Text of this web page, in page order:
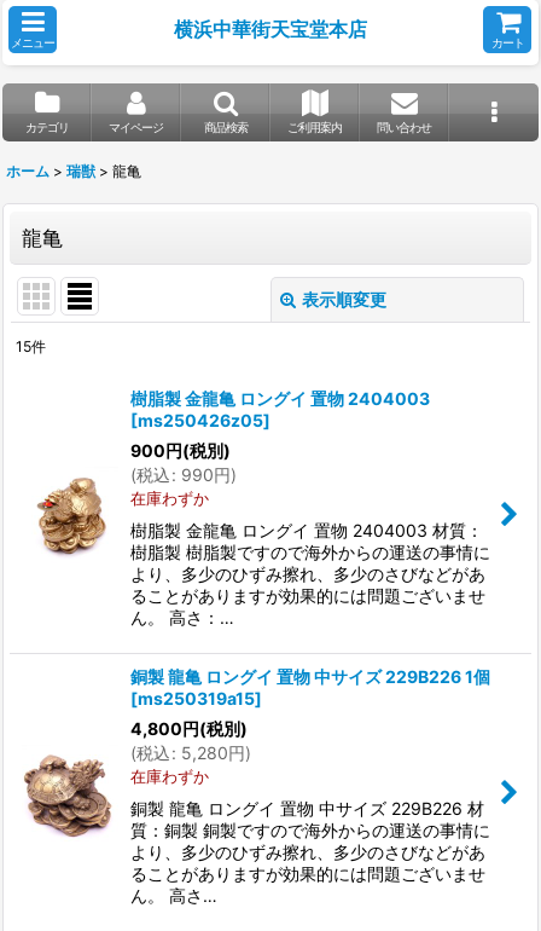
メニュー
横浜中華街天宝堂本店
カート
カテゴリ マイページ 商品検索 ご利用案内 問い合わせ
ホーム > 瑞獣 > 龍亀
龍亀
表示順変更
15件
樹脂製 金龍亀 ロングイ 置物 2404003
[ms250426z05]
900円(税別)
(税込: 990円)
在庫わずか
樹脂製 金龍亀 ロングイ 置物 2404003 材質：
樹脂製 樹脂製ですので海外からの運送の事情に
より、多少のひずみ擦れ、多少のさびなどがあ
ることがありますが効果的には問題ございませ
ん。 高さ：…
銅製 龍亀 ロングイ 置物 中サイズ 229B226 1個
[ms250319a15]
4,800円(税別)
(税込: 5,280円)
在庫わずか
銅製 龍亀 ロングイ 置物 中サイズ 229B226 材
質：銅製 銅製ですので海外からの運送の事情に
より、多少のひずみ擦れ、多少のさびなどがあ
ることがありますが効果的には問題ございませ
ん。 高さ…